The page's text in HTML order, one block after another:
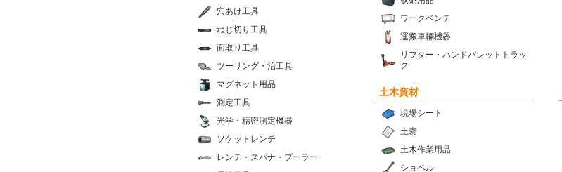
ワークベンチ
運搬車輛機器
リフター・ハンドパレットトラッ
ク
穴あけ工具
ねじ切り工具
面取り工具
ツーリング・治工具
マグネット用品
測定工具
光学・精密測定機器
ソケットレンチ
レンチ・スパナ・プーラー
土木資材
現場シート
土嚢
土木作業用品
ショベル